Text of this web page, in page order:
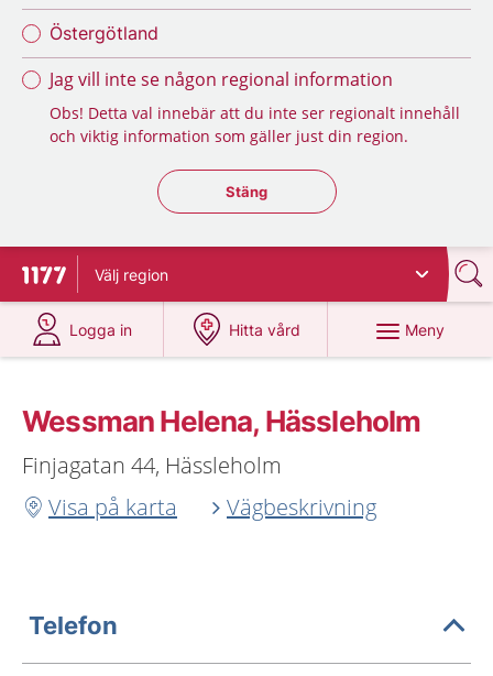
Östergötland
Jag vill inte se någon regional information
Obs! Detta val innebär att du inte ser regionalt innehåll
och viktig information som gäller just din region.
Stäng regionsväljaren
Stäng
Till startsidan för 1177
Välj region
Logga in
på 1177.se
Hitta vård
på 1177.se
Meny
Wessman Helena, Hässleholm
Finjagatan 44, Hässleholm
Visa på karta
Vägbeskrivning
Telefon